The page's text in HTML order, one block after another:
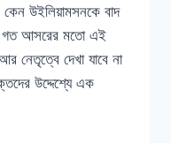
কেন উইলিয়ামসনকে বাদ
গত আসরের মতো এই
নেতৃত্বে দেখা যাবে না
উদ্দেশ্যে এক